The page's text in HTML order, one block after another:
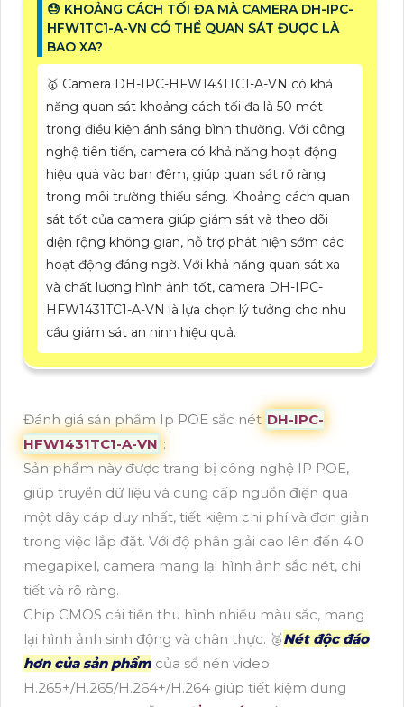
😓 KHOẢNG CÁCH TỐI ĐA MÀ CAMERA DH-IPC-
HFW1TC1-A-VN CÓ THỂ QUAN SÁT ĐƯỢC LÀ
BAO XA?
🥇 Camera DH-IPC-HFW1431TC1-A-VN có khả
năng quan sát khoảng cách tối đa là 50 mét
trong điều kiện ánh sáng bình thường. Với công
nghệ tiên tiến, camera có khả năng hoạt động
hiệu quả vào ban đêm, giúp quan sát rõ ràng
trong môi trường thiếu sáng. Khoảng cách quan
sát tốt của camera giúp giám sát và theo dõi
diện rộng không gian, hỗ trợ phát hiện sớm các
hoạt động đáng ngờ. Với khả năng quan sát xa
và chất lượng hình ảnh tốt, camera DH-IPC-
HFW1431TC1-A-VN là lựa chọn lý tưởng cho nhu
cầu giám sát an ninh hiệu quả.
Đánh giá sản phẩm Ip POE sắc nét DH-IPC-
HFW1431TC1-A-VN :
Sản phẩm này được trang bị công nghệ IP POE,
giúp truyền dữ liệu và cung cấp nguồn điện qua
một dây cáp duy nhất, tiết kiệm chi phí và đơn giản
trong việc lắp đặt. Với độ phân giải cao lên đến 4.0
megapixel, camera mang lại hình ảnh sắc nét, chi
tiết và rõ ràng.
Chip CMOS cải tiến thu hình nhiều màu sắc, mang
lại hình ảnh sinh động và chân thực. 🥈️Nét độc đáo
hơn của sản phẩm của sổ nén video
H.265+/H.265/H.264+/H.264 giúp tiết kiệm dung